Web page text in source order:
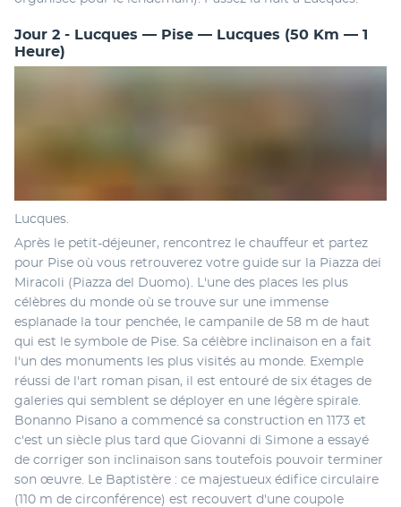
Jour 2 - Lucques — Pise — Lucques (50 Km — 1
Heure)
Lucques.
Après le petit-déjeuner, rencontrez le chauffeur et partez
pour Pise où vous retrouverez votre guide sur la Piazza dei
Miracoli (Piazza del Duomo). L'une des places les plus
célèbres du monde où se trouve sur une immense
esplanade la tour penchée, le campanile de 58 m de haut
qui est le symbole de Pise. Sa célèbre inclinaison en a fait
l'un des monuments les plus visités au monde. Exemple
réussi de l'art roman pisan, il est entouré de six étages de
galeries qui semblent se déployer en une légère spirale.
Bonanno Pisano a commencé sa construction en 1173 et
c'est un siècle plus tard que Giovanni di Simone a essayé
de corriger son inclinaison sans toutefois pouvoir terminer
son œuvre. Le Baptistère : ce majestueux édifice circulaire
(110 m de circonférence) est recouvert d'une coupole